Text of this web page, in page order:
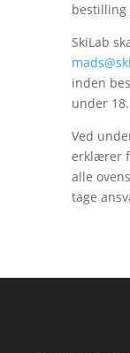
bestilling
SkiLab
inden
under 18.
Ved
erklærer
alle
tage